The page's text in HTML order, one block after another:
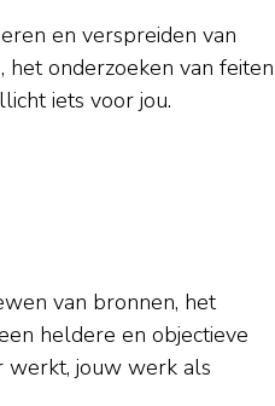
en verspreiden van
onderzoeken van feiten
iets voor jou.
van bronnen, het
heldere en objectieve
werkt, jouw werk als